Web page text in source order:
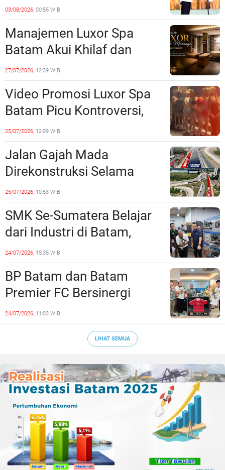
Prioritas, Targetkan
Realisasi Pembangunan
Lampaui 50 Persen
03/08/2026, 00:55 WIB
Manajemen Luxor Spa
Batam Akui Khilaf dan
Minta Maaf, Konten
Langsung Di-Takedown
27/07/2026, 12:39 WIB
Video Promosi Luxor Spa
Batam Picu Kontroversi,
Dinilai Bermuatan Sensual
25/07/2026, 12:09 WIB
Jalan Gajah Mada
Direkonstruksi Selama
Empat Minggu, Ini Skema
Rekayasa Lalu Lintasnya
25/07/2026, 10:53 WIB
SMK Se-Sumatera Belajar
dari Industri di Batam,
Siapkan Lulusan Siap Kerja
Era Digital
24/07/2026, 15:35 WIB
BP Batam dan Batam
Premier FC Bersinergi
Cetak Generasi Emas
24/07/2026, 11:03 WIB
LIHAT SEMUA